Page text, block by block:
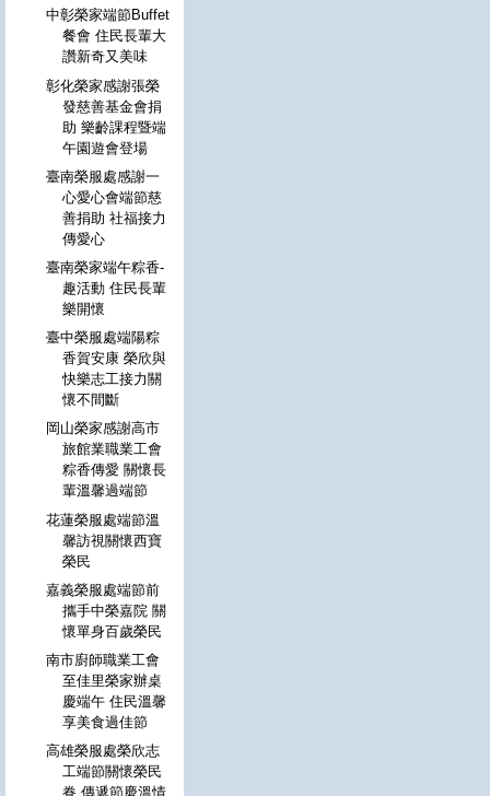
中彰榮家端節Buffet
餐會 住民長輩大
讚新奇又美味
彰化榮家感謝張榮
發慈善基金會捐
助 樂齡課程暨端
午園遊會登場
臺南榮服處感謝一
心愛心會端節慈
善捐助 社福接力
傳愛心
臺南榮家端午粽香-
趣活動 住民長輩
樂開懷
臺中榮服處端陽粽
香賀安康 榮欣與
快樂志工接力關
懷不間斷
岡山榮家感謝高市
旅館業職業工會
粽香傳愛 關懷長
輩溫馨過端節
花蓮榮服處端節溫
馨訪視關懷西寶
榮民
嘉義榮服處端節前
攜手中榮嘉院 關
懷單身百歲榮民
南市廚師職業工會
至佳里榮家辦桌
慶端午 住民溫馨
享美食過佳節
高雄榮服處榮欣志
工端節關懷榮民
眷 傳遞節慶溫情